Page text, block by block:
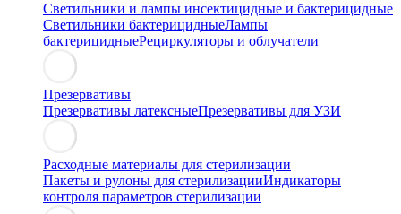
Светильники и лампы инсектицидные и бактерицидные
Светильники бактерицидныеЛампы
бактерицидныеРециркуляторы и облучатели
Презервативы
Презервативы латексныеПрезервативы для УЗИ
Расходные материалы для стерилизации
Пакеты и рулоны для стерилизацииИндикаторы
контроля параметров стерилизации